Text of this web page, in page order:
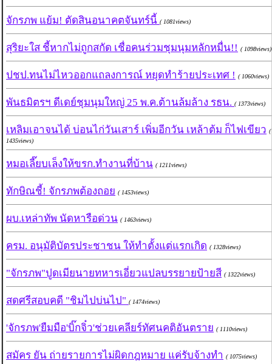
จักรภพ แย้ม! ตัดสินอนาคตจันทร์นี้ ( 1081views)
สุริยะใส ชี้หากไม่ถูกสกัด เชื่อคนร่วมชุมนุมหลักหมื่น!! ( 1098views)
ปชป.ทนไม่ไหวออกแถลงการณ์ หยุดทำร้ายประเทศ ! ( 1060views)
พันธมิตรฯ ดีเดย์ชุมนุมใหญ่ 25 พ.ค.ต้านล้มล้าง รธน. ( 1373views)
เหลิมเอาจนได้ บ่อนไก่วันเสาร์ เพิ่มอีกวัน เหล้าต้ม ก็ไฟเขียว (
1435views)
หมอเลี๊ยบเล็งให้ขรก.ทำงานที่บ้าน ( 1211views)
ทักษิณชี้! จักรภพต้องถอย ( 1453views)
ผบ.เหล่าทัพ นัดหารือด่วน ( 1463views)
ครม. อนุมัติบัตรประชาชน ให้ทำตั้งแต่แรกเกิด ( 1328views)
"จักรภพ"ปูดเมียนายทหารเอี่ยวแปลบรรยายป้ายสี ( 1322views)
สดศรีสอบคดี "ชิมไปบ่นไป" ( 1474views)
'จักรภพ'ยืมมือ'บิ๊กจิ๋ว'ช่วยเคลียร์ทัศนคติอันตราย ( 1110views)
สมัคร ยัน ถ่ายรายการไม่ผิดกฎหมาย แค่รับจ้างทำ ( 1075views)